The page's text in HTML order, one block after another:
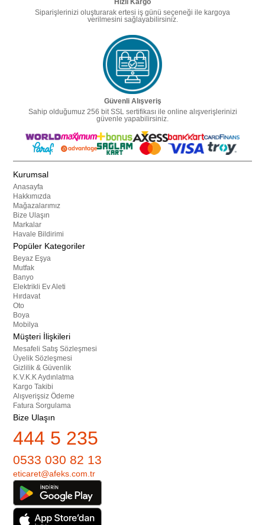
Hızlı Kargo
Siparişlerinizi oluşturarak ertesi iş günü seçeneği ile kargoya
verilmesini sağlayabilirsiniz.
Güvenli Alışveriş
Sahip olduğumuz 256 bit SSL sertifikası ile online alışverişlerinizi
güvenle yapabilirsiniz.
Kurumsal
Anasayfa
Hakkımızda
Mağazalarımız
Bize Ulaşın
Markalar
Havale Bildirimi
Popüler Kategoriler
Beyaz Eşya
Mutfak
Banyo
Elektrikli Ev Aleti
Hırdavat
Oto
Boya
Mobilya
Müşteri İlişkileri
Mesafeli Satış Sözleşmesi
Üyelik Sözleşmesi
Gizlilik & Güvenlik
K.V.K.K Aydınlatma
Kargo Takibi
Alışverişsiz Ödeme
Fatura Sorgulama
Bize Ulaşın
444 5 235
0533 030 82 13
eticaret@afeks.com.tr